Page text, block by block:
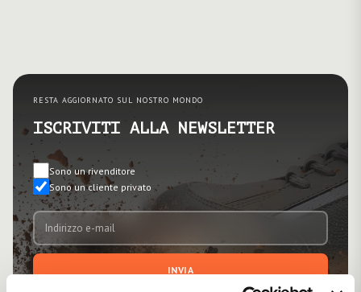
RESTA AGGIORNATO SUL NOSTRO MONDO
ISCRIVITI ALLA NEWSLETTER
Sono un rivenditore
Sono un cliente privato
INVIA